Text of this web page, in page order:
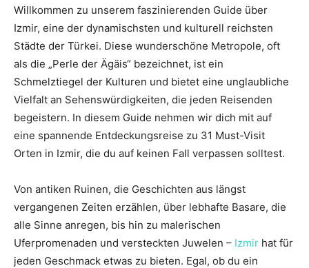
Willkommen zu unserem faszinierenden Guide über
Izmir, eine der dynamischsten und kulturell reichsten
Städte der Türkei. Diese wunderschöne Metropole, oft
als die „Perle der Ägäis“ bezeichnet, ist ein
Schmelztiegel der Kulturen und bietet eine unglaubliche
Vielfalt an Sehenswürdigkeiten, die jeden Reisenden
begeistern. In diesem Guide nehmen wir dich mit auf
eine spannende Entdeckungsreise zu 31 Must-Visit
Orten in Izmir, die du auf keinen Fall verpassen solltest.
Von antiken Ruinen, die Geschichten aus längst
vergangenen Zeiten erzählen, über lebhafte Basare, die
alle Sinne anregen, bis hin zu malerischen
Uferpromenaden und versteckten Juwelen – Izmir hat für
jeden Geschmack etwas zu bieten. Egal, ob du ein